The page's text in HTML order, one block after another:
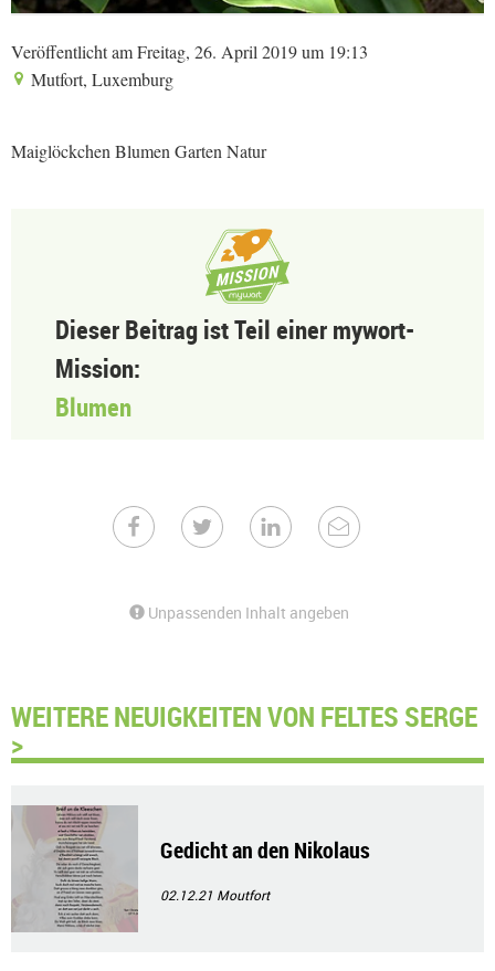
Veröffentlicht am Freitag, 26. April 2019 um 19:13
Mutfort, Luxemburg
Maiglöckchen Blumen Garten Natur
Dieser Beitrag ist Teil einer mywort-
Mission:
Blumen
Unpassenden Inhalt angeben
WEITERE NEUIGKEITEN VON FELTES SERGE
>
Gedicht an den Nikolaus
02.12.21 Moutfort